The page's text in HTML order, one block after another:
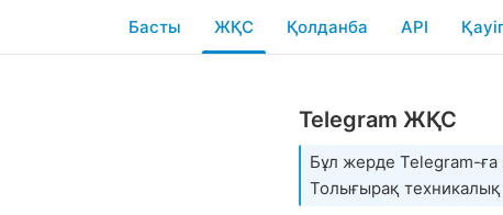
Басты ЖҚС Қолданба API
Telegram ЖҚС
Бұл жерде Telegram-ға
Толығырақ техникалық